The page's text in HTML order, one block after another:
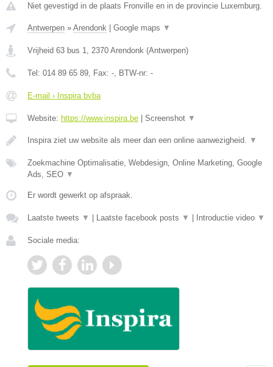
Niet gevestigd in de plaats Fronville en in de provincie Luxemburg.
Antwerpen » Arendonk Google maps ▼
Vrijheid 63 bus 1 2370 Arendonk (Antwerpen)
Tel: 014 89 65 89 , Fax: - , BTW-nr: -
E-mail › Inspira bvba
Website: https://www.inspira.be Screenshot ▼
Inspira ziet uw website als meer dan een online aanwezigheid. ▼
Zoekmachine Optimalisatie, Webdesign, Online Marketing, Google
Ads, SEO ▼
Er wordt gewerkt op afspraak.
Laatste tweets ▼ Laatste facebook posts ▼ Introductie video ▼
Sociale media: